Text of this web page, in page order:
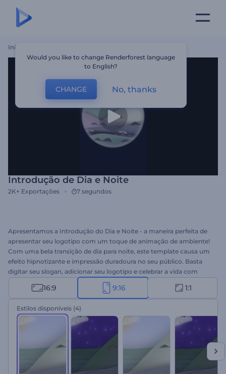
Início
Introdução de Dia e Noite
2K+ Exportações 7 segundos
Apresentamos a Introdução do Dia e Noite - a maneira perfeita de
apresentar seu logotipo com um toque de animação de ambiente!
Com uma bela transição de dia para noite, este template causa um
efeito hipnotizante e impressão duradoura no seu público. Basta
digitar seu slogan, adicionar seu logotipo e celebrar a vida com
efeitos e transições naturais. Perfeito para divulgação de canais de
vida selvagem, comerciais de TV, aberturas de apresentação,
introduções ou vinhetas da natureza e muito mais. Experimente
hoje e leve seu logotipo às alturas!
16:9 9:16 1:1
Estilos disponíveis (4)
Would you like to change Renderforest language
to English?
CHANGE No, thanks